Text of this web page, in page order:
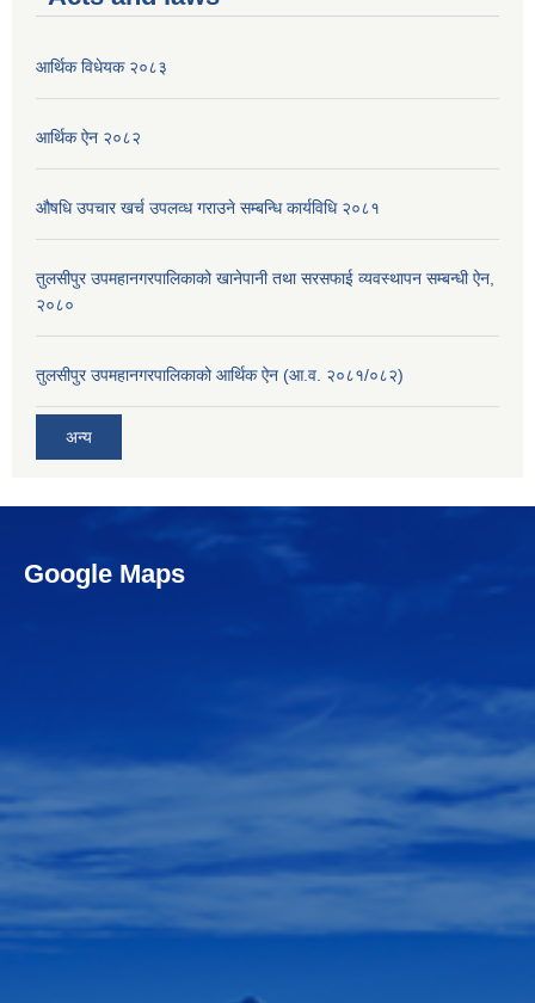
आर्थिक विधेयक २०८३
आर्थिक ऐन २०८२
औषधि उपचार खर्च उपलव्ध गराउने सम्बन्धि कार्यविधि २०८१
तुलसीपुर उपमहानगरपालिकाको खानेपानी तथा सरसफाई व्यवस्थापन सम्बन्धी ऐन,
२०८०
तुलसीपुर उपमहानगरपालिकाको आर्थिक ऐन (आ.व. २०८१/०८२)
अन्य
Google Maps